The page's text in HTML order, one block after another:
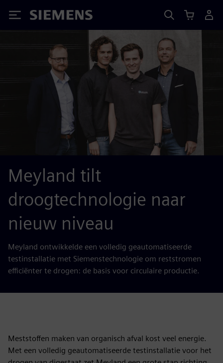
Siemens
Meyland tilt
droogtechnologie naar
nieuw niveau
Meyland ontwikkelde een volledig geautomatiseerde
testinstallatie met Siemenstechnologie om reststromen
efficiënter te drogen: de basis voor circulaire productie.
Meststoffen maken van organisch afval kost veel energie.
Met een volledig geautomatiseerde testinstallatie voor het